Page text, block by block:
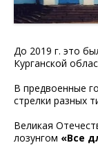
До 2019 г. это
Курганской
В предвоенные
стрелки разных
Великая
лозунгом «Все